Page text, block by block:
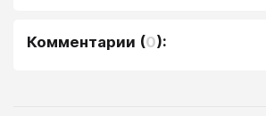
Комментарии (0):